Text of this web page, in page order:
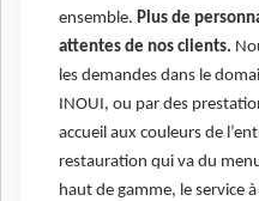
ensemble. Plus de
attentes de nos clients.
les demandes dans le
INOUI, ou par des
accueil aux couleurs de
restauration qui va du
haut de gamme, le service